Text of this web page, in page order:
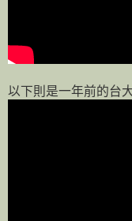
以下則是一年前的台